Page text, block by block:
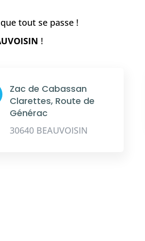
que tout se passe !
!
Zac de Cabassan
Clarettes, Route de
Générac
30640 BEAUVOISIN